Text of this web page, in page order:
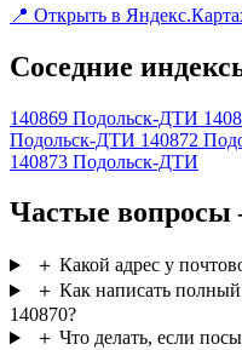
📍 Открыть в
Соседние
140869 Подольск-ДТИ
Подольск-ДТИ 140872
140873 Подольск-ДТИ
Частые вопросы
＋ Какой адрес у
＋ Как написать
140870?
＋ Что делать, если